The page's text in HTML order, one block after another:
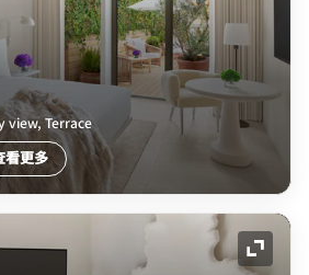
view, Terrace
看更多
展开